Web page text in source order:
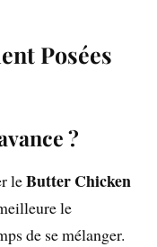
Posées
?
leButter Chicken
le
de se mélanger.